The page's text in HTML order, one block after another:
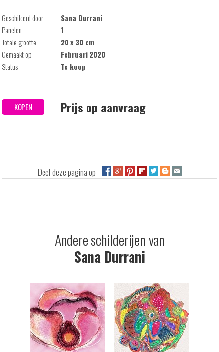
Geschilderd door
Sana Durrani
Panelen
1
Totale grootte
20 x 30 cm
Gemaakt op
Februari 2020
Status
Te koop
KOPEN Prijs op aanvraag
Deel deze pagina op
Andere schilderijen van
Sana Durrani